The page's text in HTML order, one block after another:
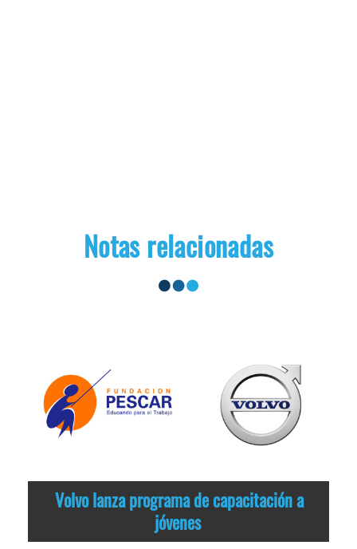
Notas relacionadas
Volvo lanza programa de capacitación a
jóvenes